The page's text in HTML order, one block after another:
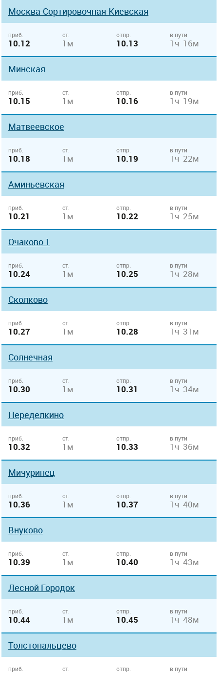
Москва-Сортировочная-Киевская
приб.
10.12
ст.
1м
отпр.
10.13
в пути
1ч 16м
Минская
приб.
10.15
ст.
1м
отпр.
10.16
в пути
1ч 19м
Матвеевское
приб.
10.18
ст.
1м
отпр.
10.19
в пути
1ч 22м
Аминьевская
приб.
10.21
ст.
1м
отпр.
10.22
в пути
1ч 25м
Очаково 1
приб.
10.24
ст.
1м
отпр.
10.25
в пути
1ч 28м
Сколково
приб.
10.27
ст.
1м
отпр.
10.28
в пути
1ч 31м
Солнечная
приб.
10.30
ст.
1м
отпр.
10.31
в пути
1ч 34м
Переделкино
приб.
10.32
ст.
1м
отпр.
10.33
в пути
1ч 36м
Мичуринец
приб.
10.36
ст.
1м
отпр.
10.37
в пути
1ч 40м
Внуково
приб.
10.39
ст.
1м
отпр.
10.40
в пути
1ч 43м
Лесной Городок
приб.
10.44
ст.
1м
отпр.
10.45
в пути
1ч 48м
Толстопальцево
приб. ст. отпр. в пути